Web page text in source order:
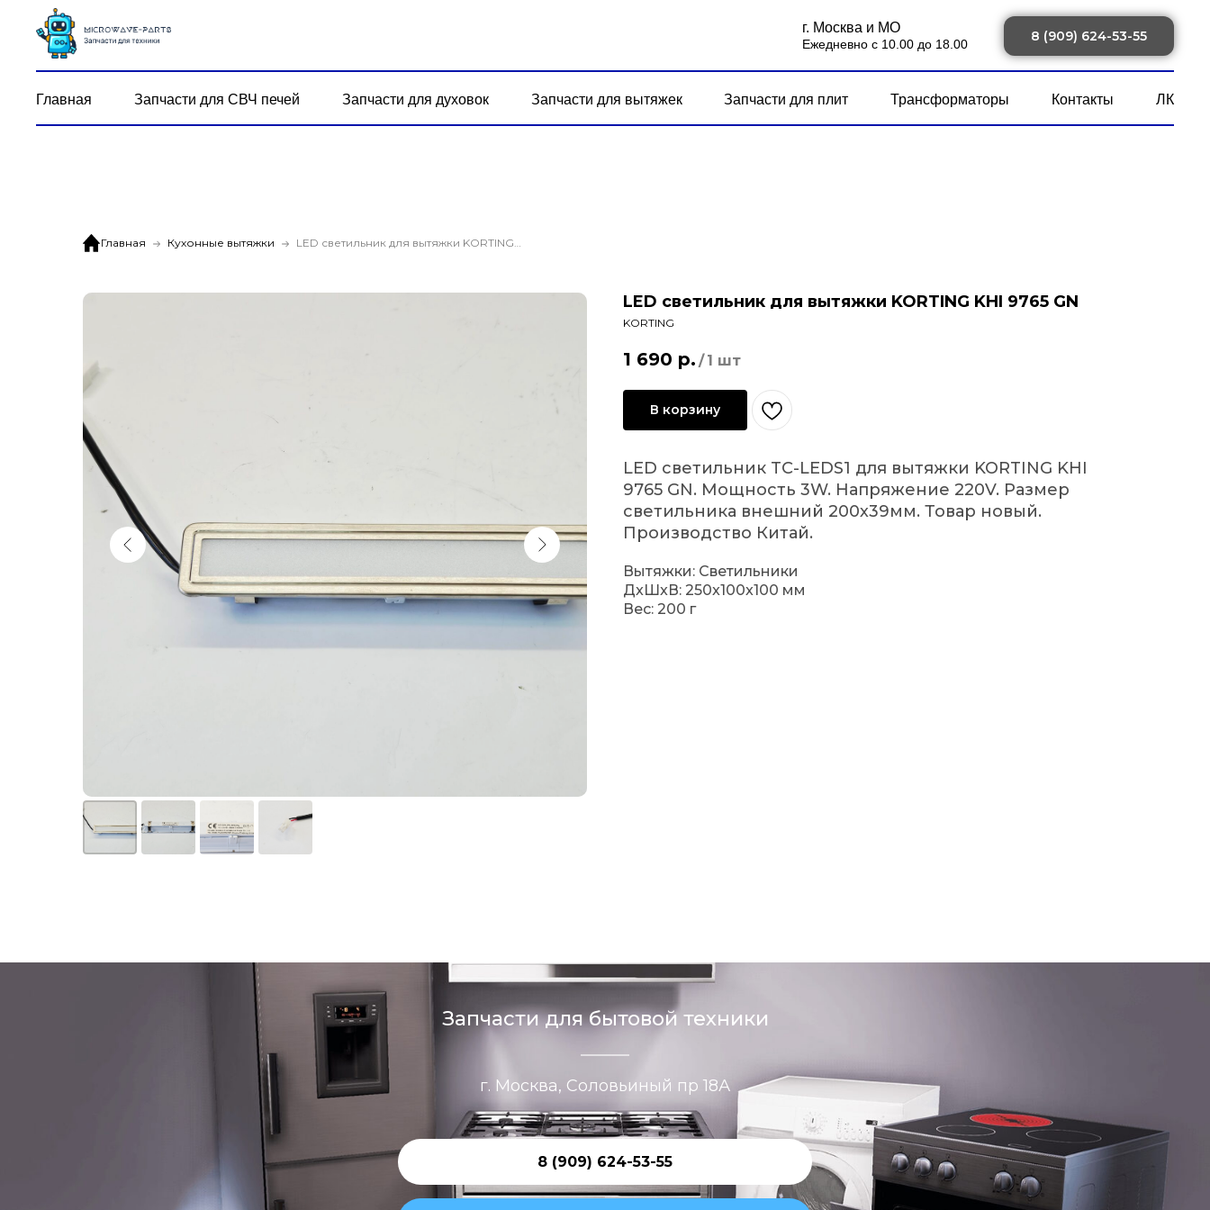
г. Москва и МО
Ежедневно с 10.00 до 18.00
8 (909) 624-53-55
Главная Запчасти для СВЧ печей Запчасти для духовок Запчасти для вытяжек Запчасти для плит Трансформаторы Контакты ЛК
Главная Кухонные вытяжки LED светильник для вытяжки KORTING KHI 9765 GN
LED светильник для вытяжки KORTING KHI 9765 GN
KORTING
1 690 р. / 1 шт
В корзину
LED светильник TC-LEDS1 для вытяжки KORTING KHI
9765 GN. Мощность 3W. Напряжение 220V. Размер
светильника внешний 200х39мм. Товар новый.
Производство Китай.
Вытяжки: Светильники
ДxШxВ: 250x100x100 мм
Вес: 200 г
Запчасти для бытовой техники
г. Москва, Соловьиный пр 18А
8 (909) 624-53-55